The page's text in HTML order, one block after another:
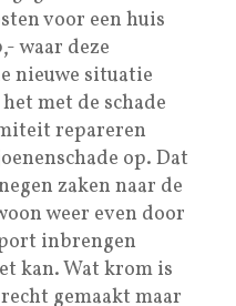
voor een huis
waar deze
nieuwe situatie
met de schade
repareren
op. Dat
zaken naar de
weer even door
inbrengen
kan. Wat krom is
gemaakt maar